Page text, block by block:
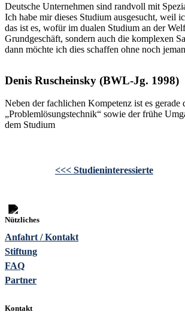
Deutsche Unternehmen sind randvoll mit
Ich habe mir dieses Studium ausgesucht, weil
das ist es, wofür im dualen Studium an der
Grundgeschäft, sondern auch die komplexen
dann möchte ich dies schaffen ohne noch
Denis Ruscheinsky (BWL-Jg. 1998)
Neben der fachlichen Kompetenz ist es
„Problemlösungstechnik“ sowie der frühe
dem Studium
<<< Studieninteressierte
Nützliches
Anfahrt / Kontakt
Stiftung
FAQ
Partner
Kontakt